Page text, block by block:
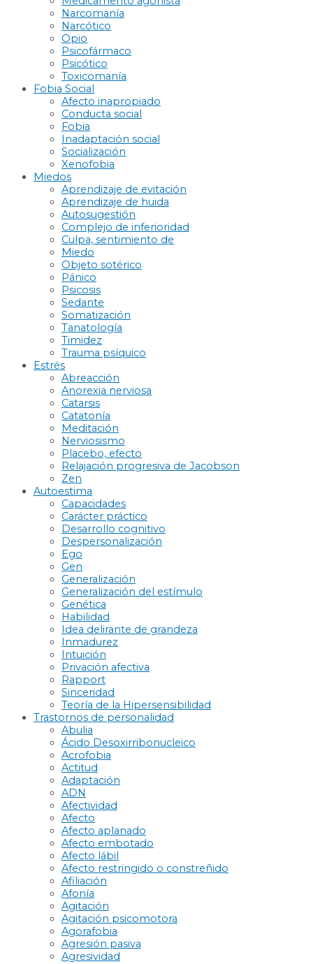
Narcomanía
Narcótico
Opio
Psicofármaco
Psicótico
Toxicomanía
Fobia Social
Afecto inapropiado
Conducta social
Fobia
Inadaptación social
Socialización
Xenofobia
Miedos
Aprendizaje de evitación
Aprendizaje de huida
Autosugestión
Complejo de inferioridad
Culpa, sentimiento de
Miedo
Objeto sotérico
Pánico
Psicosis
Sedante
Somatización
Tanatología
Timidez
Trauma psíquico
Estrés
Abreacción
Anorexia nerviosa
Catarsis
Catatonía
Meditación
Nerviosismo
Placebo, efecto
Relajación progresiva de Jacobson
Zen
Autoestima
Capacidades
Carácter práctico
Desarrollo cognitivo
Despersonalización
Ego
Gen
Generalización
Generalización del estímulo
Genética
Habilidad
Idea delirante de grandeza
Inmadurez
Intuición
Privación afectiva
Rapport
Sinceridad
Teoría de la Hipersensibilidad
Trastornos de personalidad
Abulia
Ácido Desoxirribonucleico
Acrofobia
Actitud
Adaptación
ADN
Afectividad
Afecto
Afecto aplanado
Afecto embotado
Afecto lábil
Afecto restringido o constreñido
Afiliación
Afonía
Agitación
Agitación psicomotora
Agorafobia
Agresión pasiva
Agresividad